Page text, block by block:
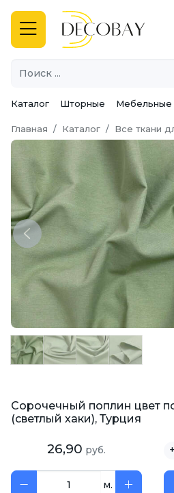
Каталог Шторные Мебельные
Главная Каталог Все ткани
Previous
Сорочечный поплин цвет
(светлый хаки), Турция
26,90 руб.
м.